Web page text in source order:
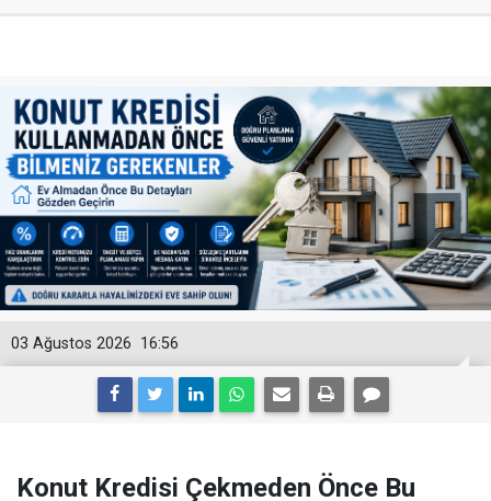
16:56
03 Ağustos 2026
Konut Kredisi Çekmeden Önce Bu